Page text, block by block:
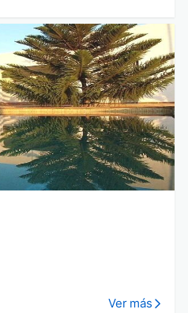
Ver más